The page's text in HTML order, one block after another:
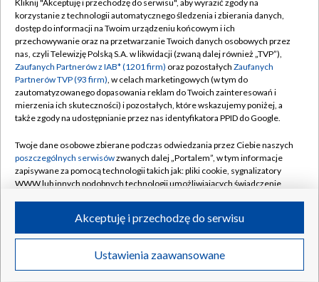
TVP
Abonament TVP
Emisja w TVP
Centrum informacji TVP
Naziemna Telewizja Cyfrowa
Rada Programowa
System NOS
Informacje o nadawcy
Program dla prasy
Ogłoszenie przetargowe
Regulamin TVP
Polityka prywatności
Moje zgody
Pomoc
Kontakt
Kanały
©2026 Telewizja Polska S.A. w likwidacji
Kliknij "Akceptuję i przechodzę do serwisu", aby wyrazić zgody na
korzystanie z technologii automatycznego śledzenia i zbierania danych,
dostęp do informacji na Twoim urządzeniu końcowym i ich
przechowywanie oraz na przetwarzanie Twoich danych osobowych przez
nas, czyli Telewizję Polską S.A. w likwidacji (zwaną dalej również „TVP”),
Zaufanych Partnerów z IAB* (1201 firm) oraz pozostałych Zaufanych
Partnerów TVP (93 firm), w celach marketingowych (w tym do
zautomatyzowanego dopasowania reklam do Twoich zainteresowań i
mierzenia ich skuteczności) i pozostałych, które wskazujemy poniżej, a
także zgody na udostępnianie przez nas identyfikatora PPID do Google.
Twoje dane osobowe zbierane podczas odwiedzania przez Ciebie naszych
poszczególnych serwisówzwanych dalej „Portalem”, w tym informacje
zapisywane za pomocą technologii takich jak: pliki cookie, sygnalizatory
WWW lub innych podobnych technologii umożliwiających świadczenie
ruchu w Internecie.
Twoje dane osobowe zbierane podczas odwiedzania przez Ciebie
poszczególnych serwisówna Portalu, takie jak adresy IP, identyfikatory
Ustawienia zaawansowane
Akceptuję i przechodzę do serwisu